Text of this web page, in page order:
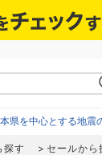
県を中心とする地震
探す セールから